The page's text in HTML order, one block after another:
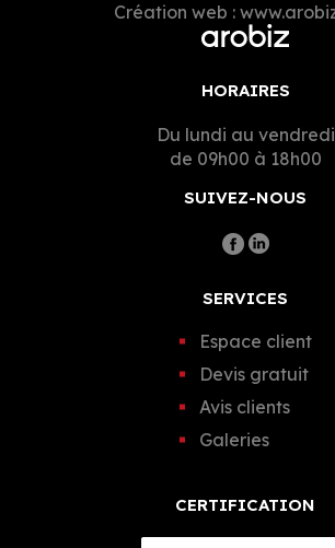
Création web :
HORAIRES
Du lundi au vendredi
de 09h00 à 18h00
SUIVEZ-NOUS
SERVICES
Espace client
Devis gratuit
Avis clients
Galeries
CERTIFICATION